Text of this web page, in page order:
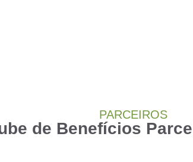
PARCEIROS
de Benefícios